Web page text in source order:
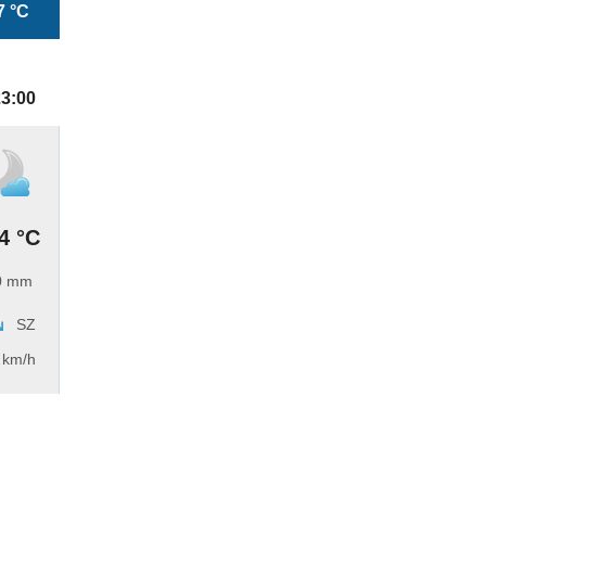
°C
°C
mm
SZ
h